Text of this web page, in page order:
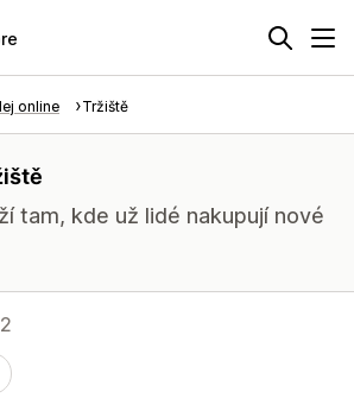
online Tržiště
tam, kde už lidé nakupují nové